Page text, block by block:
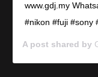
www.gdj.my
#nikon #fuji #sony
A post shared by